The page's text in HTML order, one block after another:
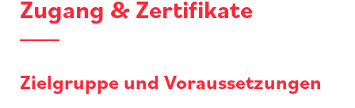
Zugang & Zertifikate
Zielgruppe und Voraussetzungen